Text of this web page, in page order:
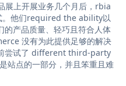
上开展业务几个月后，rbia
。他们required the ability以
的产品质量、轻巧且符合人体
没有为此提供足够的解决
尝试了 different third-party
站点的一部分，并且笨重且难